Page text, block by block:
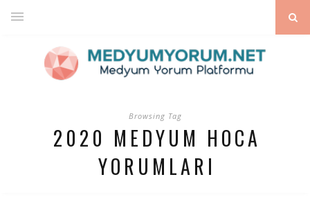
Browsing Tag
2020 MEDYUM HOCA
YORUMLARI